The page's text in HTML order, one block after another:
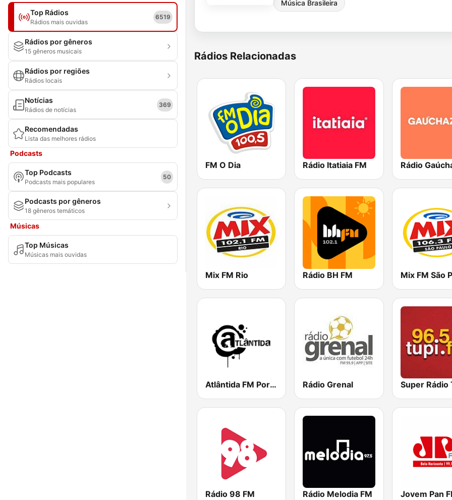
Top Rádios
Rádios mais ouvidas
6519
Rádios por gêneros
15 gêneros musicais
Rádios por regiões
Rádios locais
Notícias
Rádios de notícias
369
Recomendadas
Lista das melhores rádios
Podcasts
Top Podcasts
Podcasts mais populares
50
Podcasts por gêneros
18 gêneros temáticos
Músicas
Top Músicas
Músicas mais ouvidas
Música Brasileira
Rádios Relacionadas
FM O Dia Rádio Itatiaia FM Rádio
Mix FM Rio Rádio BH FM Mix FM São
Atlântida FM Porto Alegre Rádio Grenal Super Rádio
Rádio 98 FM Rádio Melodia FM